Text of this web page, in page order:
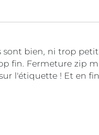
sont bien, ni trop
fin. Fermeture zip
l'étiquette ! Et en